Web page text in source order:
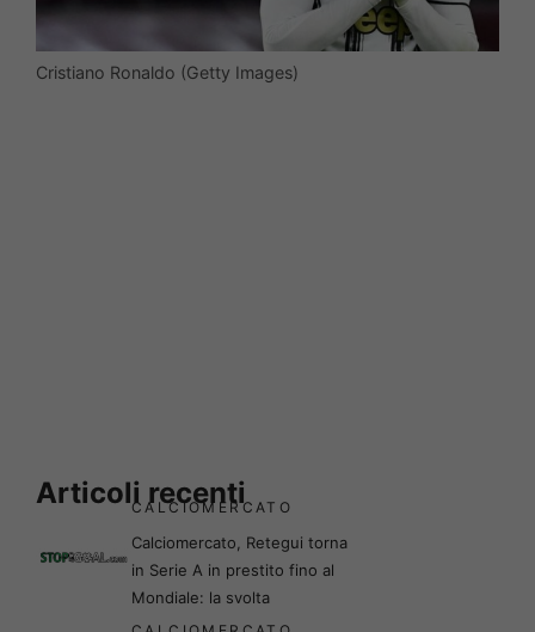
Cristiano Ronaldo (Getty Images)
Articoli recenti
CALCIOMERCATO
Calciomercato, Retegui torna
in Serie A in prestito fino al
Mondiale: la svolta